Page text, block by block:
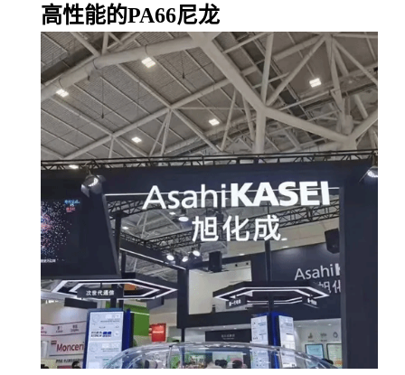
高性能的PA66尼龙